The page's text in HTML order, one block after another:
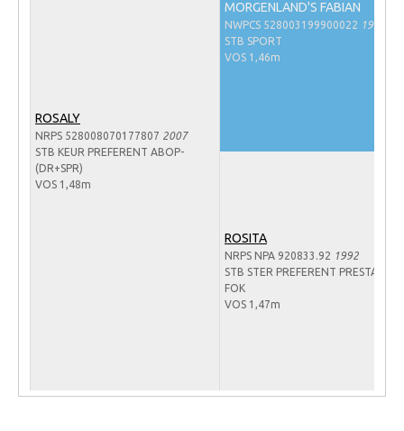
Informatie aan je paard of pony toevoegen
Onze fokkerij
Informatie veulen registratie
ROSALY
NRPS 528008070177807 2007
STB KEUR PREFERENT ABOP-
(DR+SPR)
VOS 1,48m
MORGENLAND'S FABIAN
NWPCS 528003199900022 1999
STB SPORT
VOS 1,46m
ROSITA
NRPS NPA 920833.92 1992
STB STER PREFERENT PRESTATIE-
FOK
VOS 1,47m